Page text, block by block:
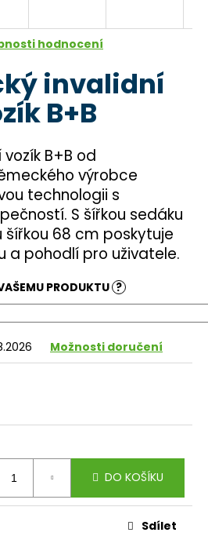
hodnocení
invalidní
B+B
B+B od
výrobce
technologii s
S šířkou sedáku
68 cm poskytuje
a pohodlí pro uživatele.
PRODUKTU ?
Možnosti doručení
DO KOŠÍKU
Sdílet